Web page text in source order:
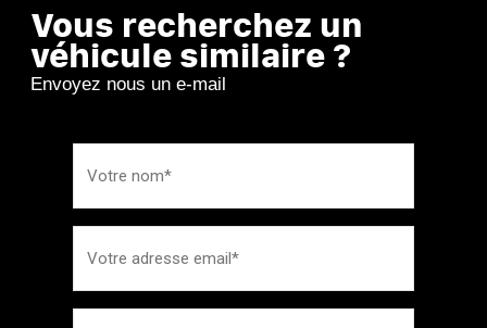
Vous recherchez un
véhicule similaire ?
Envoyez nous un e-mail